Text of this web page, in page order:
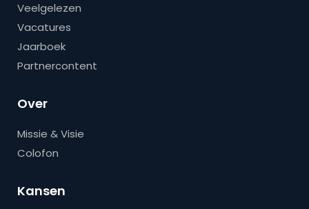
Veelgelezen
Vacatures
Jaarboek
Partnercontent
Over
Missie & Visie
Colofon
Kansen